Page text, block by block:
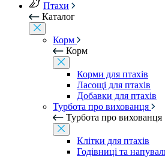
Птахи
Каталог
Корм
Корм
Корми для птахів
Ласощі для птахів
Добавки для птахів
Турбота про вихованця
Турбота про вихованця
Клітки для птахів
Годівниці та